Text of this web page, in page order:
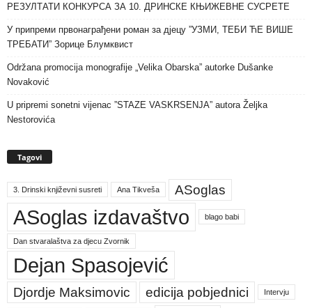
РЕЗУЛТАТИ КОНКУРСА ЗА 10. ДРИНСКЕ КЊИЖЕВНЕ СУСРЕТЕ
У припреми првонаграђени роман за дјецу ”УЗМИ, ТЕБИ ЋЕ ВИШЕ
ТРЕБАТИ” Зорице Блумквист
Održana promocija monografije „Velika Obarska” autorke Dušanke
Novaković
U pripremi sonetni vijenac ”STAZE VASKRSENJA” autora Željka
Nestorovića
Tagovi
3. Drinski književni susreti Ana Tikveša ASoglas
ASoglas izdavaštvo blago babi
Dan stvaralaštva za djecu Zvornik
Dejan Spasojević
Djordje Maksimovic edicija pobjednici Intervju